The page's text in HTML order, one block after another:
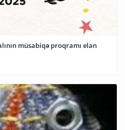
müsabiqə proqramı elan